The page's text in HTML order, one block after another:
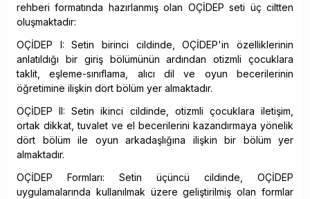
rehberi formatında hazırlanmış olan OÇİDEP seti üç ciltten
oluşmaktadır:
OÇİDEP I: Setin birinci cildinde, OÇİDEP'in özelliklerinin
anlatıldığı bir giriş bölümünün ardından otizmli çocuklara
taklit, eşleme-sınıflama, alıcı dil ve oyun becerilerinin
öğretimine ilişkin dört bölüm yer almaktadır.
OÇİDEP II: Setin ikinci cildinde, otizmli çocuklara iletişim,
ortak dikkat, tuvalet ve el becerilerini kazandırmaya yönelik
dört bölüm ile oyun arkadaşlığına ilişkin bir bölüm yer
almaktadır.
OÇİDEP Formları: Setin üçüncü cildinde, OÇİDEP
uygulamalarında kullanılmak üzere geliştirilmiş olan formlar